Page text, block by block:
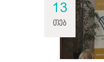
13
თებ